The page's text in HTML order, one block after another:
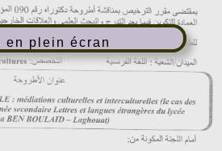
en plein écran